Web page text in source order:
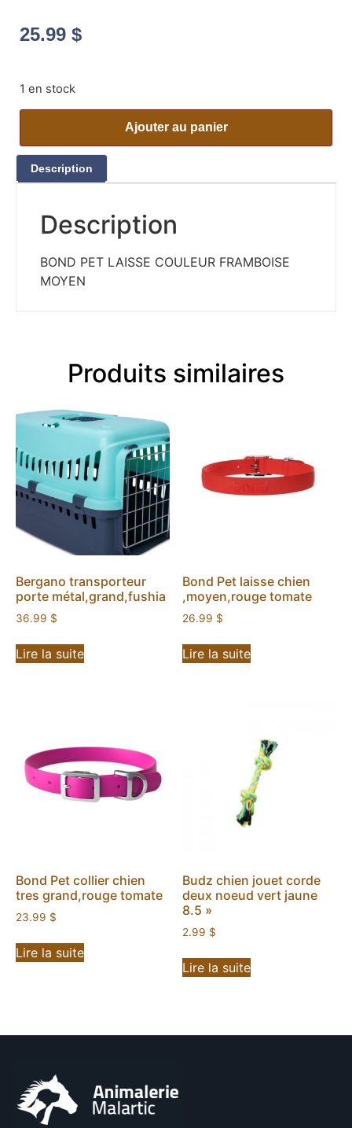
25.99 $
1 en stock
Ajouter au panier
Description
Description
BOND PET LAISSE COULEUR FRAMBOISE
MOYEN
Produits similaires
Bergano transporteur
porte métal,grand,fushia
36.99 $
Lire la suite
Bond Pet laisse chien
,moyen,rouge tomate
26.99 $
Lire la suite
Bond Pet collier chien
tres grand,rouge tomate
23.99 $
Lire la suite
Budz chien jouet corde
deux noeud vert jaune
8.5 »
2.99 $
Lire la suite